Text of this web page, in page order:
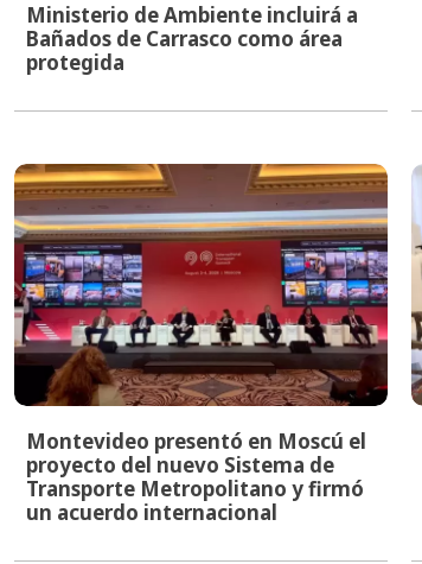
Ministerio de Ambiente incluirá a
Bañados de Carrasco como área
protegida
Montevideo presentó en Moscú el
proyecto del nuevo Sistema de
Transporte Metropolitano y firmó
un acuerdo internacional